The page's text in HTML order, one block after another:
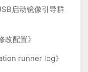
启动镜像引导群
改配置》
runner log》